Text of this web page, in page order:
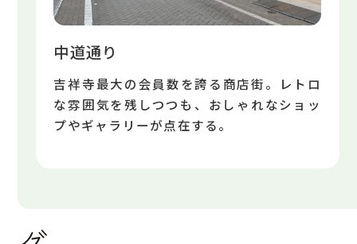
中道通り
吉祥寺最大の会員数を誇る商店街。レトロ
な雰囲気を残しつつも、おしゃれなショッ
プやギャラリーが点在する。